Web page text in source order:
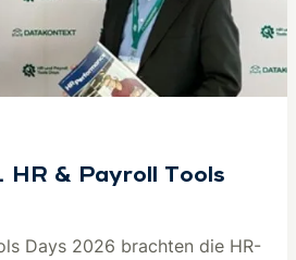
HR & Payroll Tools
Days 2026 brachten die HR-